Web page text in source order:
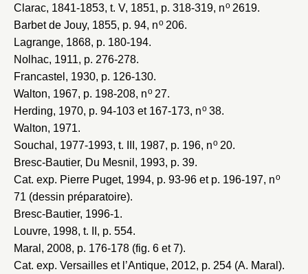
Clarac, 1841-1853, t. V, 1851, p. 318-319, no2619.
Barbet de Jouy, 1855, p. 94, no206.
Lagrange, 1868, p. 180-194.
Nolhac, 1911, p. 276-278.
Francastel, 1930, p. 126-130.
Walton, 1967, p. 198-208, no27.
Herding, 1970, p. 94-103 et 167-173, no38.
Walton, 1971.
Souchal, 1977-1993, t. III, 1987, p. 196, no20.
Bresc-Bautier, Du Mesnil, 1993, p. 39.
Cat. exp. Pierre Puget, 1994, p. 93-96 et p. 196-197, no
71 (dessin préparatoire).
Bresc-Bautier, 1996-1.
Louvre, 1998, t. II, p. 554.
Maral, 2008, p. 176-178 (fig. 6 et 7).
Cat. exp. Versailles et l’Antique, 2012, p. 254 (A. Maral).